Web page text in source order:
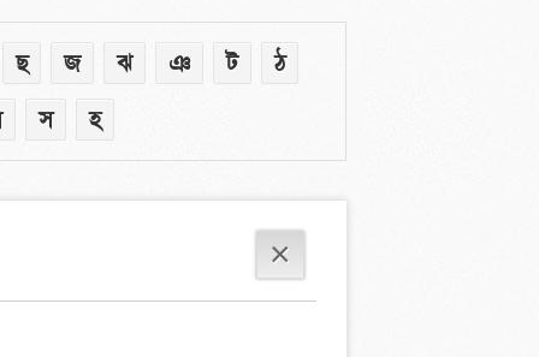
ছ জ ঝ ঞ ট
ঠ
স হ
×